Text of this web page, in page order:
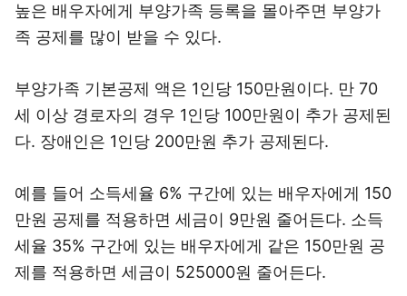
높은 배우자에게 부양가족 등록을 몰아주면 부양가
족 공제를 많이 받을 수 있다.
부양가족 기본공제 액은 1인당 150만원이다. 만 70
세 이상 경로자의 경우 1인당 100만원이 추가 공제된
다. 장애인은 1인당 200만원 추가 공제된다.
예를 들어 소득세율 6% 구간에 있는 배우자에게 150
만원 공제를 적용하면 세금이 9만원 줄어든다. 소득
세율 35% 구간에 있는 배우자에게 같은 150만원 공
제를 적용하면 세금이 525000원 줄어든다.